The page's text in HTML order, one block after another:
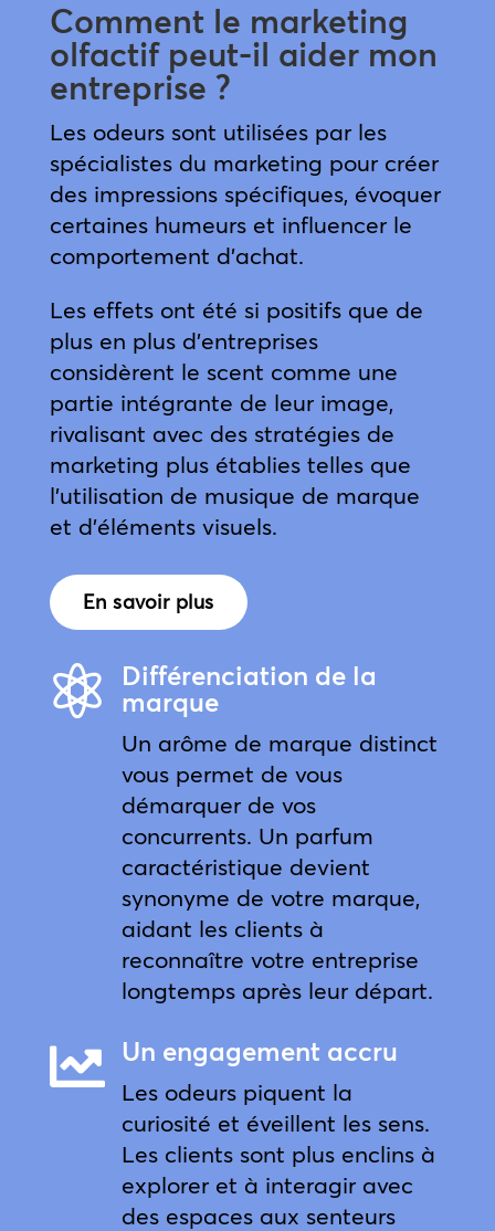
Comment le marketing
olfactif peut-il aider mon
entreprise ?
Les odeurs sont utilisées par les
spécialistes du marketing pour créer
des impressions spécifiques, évoquer
certaines humeurs et influencer le
comportement d’achat.
Les effets ont été si positifs que de
plus en plus d’entreprises
considèrent le scent comme une
partie intégrante de leur image,
rivalisant avec des stratégies de
marketing plus établies telles que
l’utilisation de musique de marque
et d’éléments visuels.
En savoir plus

Différenciation de la
marque
Un arôme de marque distinct
vous permet de vous
démarquer de vos
concurrents. Un parfum
caractéristique devient
synonyme de votre marque,
aidant les clients à
reconnaître votre entreprise
longtemps après leur départ.
 Un engagement accru
Les odeurs piquent la
curiosité et éveillent les sens.
Les clients sont plus enclins à
explorer et à interagir avec
des espaces aux senteurs